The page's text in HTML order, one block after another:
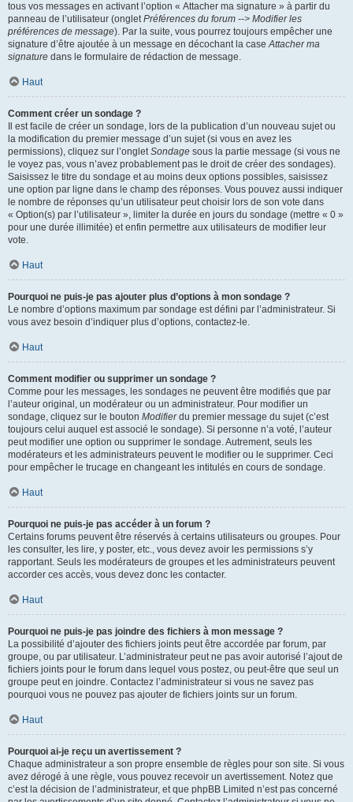
tous vos messages en activant l’option « Attacher ma signature » à partir du
panneau de l’utilisateur (ongletPréférences du forum --> Modifier les
préférences de message). Par la suite, vous pourrez toujours empêcher une
signature d’être ajoutée à un message en décochant la caseAttacher ma
signature dans le formulaire de rédaction de message.
Haut
Comment créer un sondage ?
Il est facile de créer un sondage, lors de la publication d’un nouveau sujet ou
la modification du premier message d’un sujet (si vous en avez les
permissions), cliquez sur l’ongletSondage sous la partie message (si vous ne
le voyez pas, vous n’avez probablement pas le droit de créer des sondages).
Saisissez le titre du sondage et au moins deux options possibles, saisissez
une option par ligne dans le champ des réponses. Vous pouvez aussi indiquer
le nombre de réponses qu’un utilisateur peut choisir lors de son vote dans
« Option(s) par l’utilisateur », limiter la durée en jours du sondage (mettre « 0 »
pour une durée illimitée) et enfin permettre aux utilisateurs de modifier leur
vote.
Haut
Pourquoi ne puis-je pas ajouter plus d’options à mon sondage ?
Le nombre d’options maximum par sondage est défini par l’administrateur. Si
vous avez besoin d’indiquer plus d’options, contactez-le.
Haut
Comment modifier ou supprimer un sondage ?
Comme pour les messages, les sondages ne peuvent être modifiés que par
l’auteur original, un modérateur ou un administrateur. Pour modifier un
sondage, cliquez sur le bouton Modifierdu premier message du sujet (c’est
toujours celui auquel est associé le sondage). Si personne n’a voté, l’auteur
peut modifier une option ou supprimer le sondage. Autrement, seuls les
modérateurs et les administrateurs peuvent le modifier ou le supprimer. Ceci
pour empêcher le trucage en changeant les intitulés en cours de sondage.
Haut
Pourquoi ne puis-je pas accéder à un forum ?
Certains forums peuvent être réservés à certains utilisateurs ou groupes. Pour
les consulter, les lire, y poster, etc., vous devez avoir les permissions s’y
rapportant. Seuls les modérateurs de groupes et les administrateurs peuvent
accorder ces accès, vous devez donc les contacter.
Haut
Pourquoi ne puis-je pas joindre des fichiers à mon message ?
La possibilité d’ajouter des fichiers joints peut être accordée par forum, par
groupe, ou par utilisateur. L’administrateur peut ne pas avoir autorisé l’ajout de
fichiers joints pour le forum dans lequel vous postez, ou peut-être que seul un
groupe peut en joindre. Contactez l’administrateur si vous ne savez pas
pourquoi vous ne pouvez pas ajouter de fichiers joints sur un forum.
Haut
Pourquoi ai-je reçu un avertissement ?
Chaque administrateur a son propre ensemble de règles pour son site. Si vous
avez dérogé à une règle, vous pouvez recevoir un avertissement. Notez que
c’est la décision de l’administrateur, et que phpBB Limited n’est pas concerné